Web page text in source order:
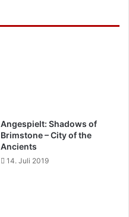
Angespielt: Shadows of
Brimstone – City of the
Ancients
14. Juli 2019